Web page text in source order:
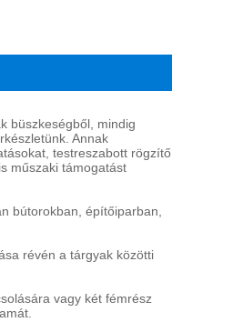
büszkeségből, mindig
Annak
testreszabott rögzítő
műszaki támogatást
bútorokban, építőiparban,
révén a tárgyak közötti
vagy két fémrész